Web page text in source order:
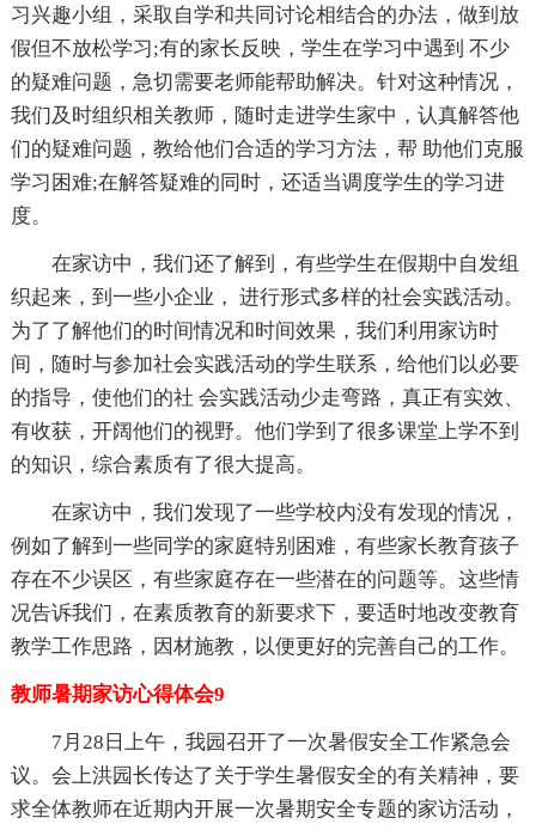
习兴趣小组，采取自学和共同讨论相结合的办法，做到放
假但不放松学习;有的家长反映，学生在学习中遇到 不少
的疑难问题，急切需要老师能帮助解决。针对这种情况，
我们及时组织相关教师，随时走进学生家中，认真解答他
们的疑难问题，教给他们合适的学习方法，帮 助他们克服
学习困难;在解答疑难的同时，还适当调度学生的学习进
度。
在家访中，我们还了解到，有些学生在假期中自发组
织起来，到一些小企业， 进行形式多样的社会实践活动。
为了了解他们的时间情况和时间效果，我们利用家访时
间，随时与参加社会实践活动的学生联系，给他们以必要
的指导，使他们的社 会实践活动少走弯路，真正有实效、
有收获，开阔他们的视野。他们学到了很多课堂上学不到
的知识，综合素质有了很大提高。
在家访中，我们发现了一些学校内没有发现的情况，
例如了解到一些同学的家庭特别困难，有些家长教育孩子
存在不少误区，有些家庭存在一些潜在的问题等。这些情
况告诉我们，在素质教育的新要求下，要适时地改变教育
教学工作思路，因材施教，以便更好的完善自己的工作。
教师暑期家访心得体会9
7月28日上午，我园召开了一次暑假安全工作紧急会
议。会上洪园长传达了关于学生暑假安全的有关精神，要
求全体教师在近期内开展一次暑期安全专题的家访活动，